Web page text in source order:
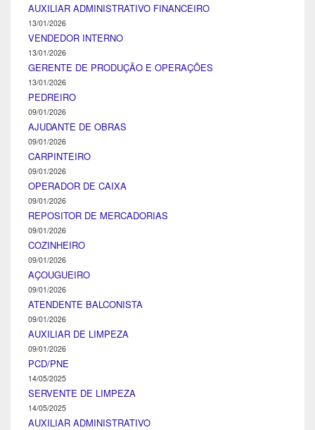
AUXILIAR ADMINISTRATIVO FINANCEIRO
13/01/2026
VENDEDOR INTERNO
13/01/2026
GERENTE DE PRODUÇÃO E OPERAÇÕES
13/01/2026
PEDREIRO
09/01/2026
AJUDANTE DE OBRAS
09/01/2026
CARPINTEIRO
09/01/2026
OPERADOR DE CAIXA
09/01/2026
REPOSITOR DE MERCADORIAS
09/01/2026
COZINHEIRO
09/01/2026
AÇOUGUEIRO
09/01/2026
ATENDENTE BALCONISTA
09/01/2026
AUXILIAR DE LIMPEZA
09/01/2026
PCD/PNE
14/05/2025
SERVENTE DE LIMPEZA
14/05/2025
AUXILIAR ADMINISTRATIVO